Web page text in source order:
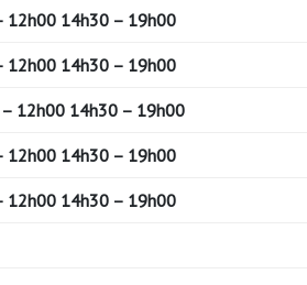
12h00 14h30 – 19h00
12h00 14h30 – 19h00
12h00 14h30 – 19h00
12h00 14h30 – 19h00
12h00 14h30 – 19h00